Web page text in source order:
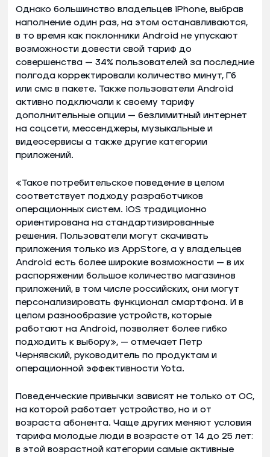
Однако большинство владельцев iPhone, выбрав
наполнение один раз, на этом останавливаются,
в то время как поклонники Android не упускают
возможности довести свой тариф до
совершенства — 34% пользователей за последние
полгода корректировали количество минут, Гб
или смс в пакете. Также пользователи Android
активно подключали к своему тарифу
дополнительные опции — безлимитный интернет
на соцсети, мессенджеры, музыкальные и
видеосервисы а также другие категории
приложений.
«Такое потребительское поведение в целом
соответствует подходу разработчиков
операционных систем. iOS традиционно
ориентирована на стандартизированные
решения. Пользователи могут скачивать
приложения только из AppStore, а у владельцев
Android есть более широкие возможности — в их
распоряжении большое количество магазинов
приложений, в том числе российских, они могут
персонализировать функционал смартфона. И в
целом разнообразие устройств, которые
работают на Android, позволяет более гибко
подходить к выбору», — отмечает Петр
Чернявский, руководитель по продуктам и
операционной эффективности Yota.
Поведенческие привычки зависят не только от ОС,
на которой работает устройство, но и от
возраста абонента. Чаще других меняют условия
тарифа молодые люди в возрасте от 14 до 25 лет:
в этой возрастной категории самые активные